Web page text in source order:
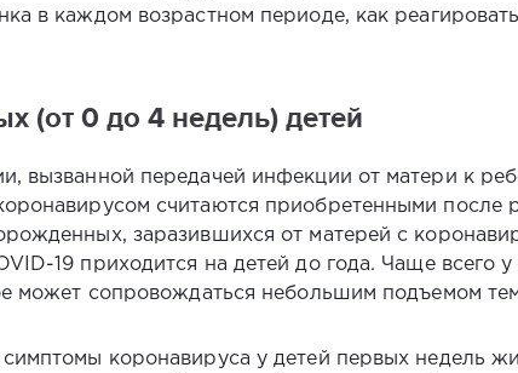
в каждом возрастном периоде, как
(от 0 до 4 недель) детей
вызванной передачей инфекции от матери к
считаются приобретенными после
заразившихся от матерей с
19 приходится на детей до года. Чаще всего
может сопровождаться небольшим подъемом
коронавируса у детей первых недель